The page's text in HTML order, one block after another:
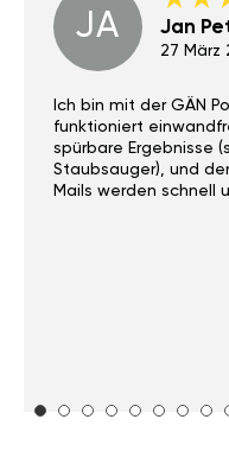
JA Jan
27 März
Ich bin mit der GÄN
funktioniert
spürbare Ergebnisse
Staubsauger), und
Mails werden schnell